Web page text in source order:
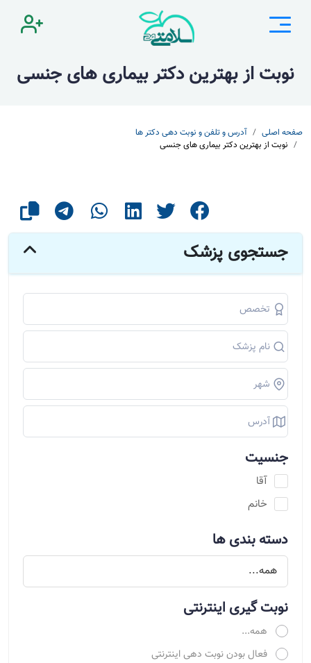
نوبت از بهترین دکتر بیماری های جنسی
صفحه اصلی
آدرس و تلفن و نوبت دهی دکتر ها
نوبت از بهترین دکتر بیماری های جنسی
جستجوی پزشک
جنسیت
آقا
خانم
دسته بندی ها
نوبت گیری اینترنتی
همه...
فعال بودن نوبت دهی اینترنتی